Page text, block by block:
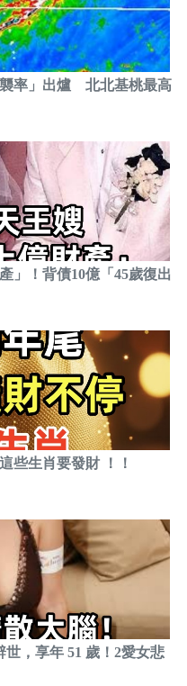
率」出爐 北北基桃最高
」！背債10億「45歲復出
些生肖要發財 ！！
，享年 51 歲！2愛女悲